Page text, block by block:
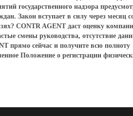
государственного надзора
Закон вступает в силу через месяц
CONTR AGENT даст оценку
смены руководства, отсутствие
прямо сейчас и получите всю полноту
Положение о регистрации